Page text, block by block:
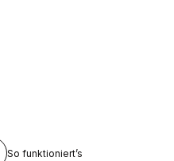
So funktioniert’s